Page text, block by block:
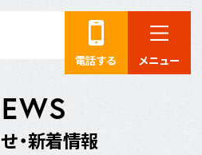
電話する メニュー
EWS
せ・新着情報